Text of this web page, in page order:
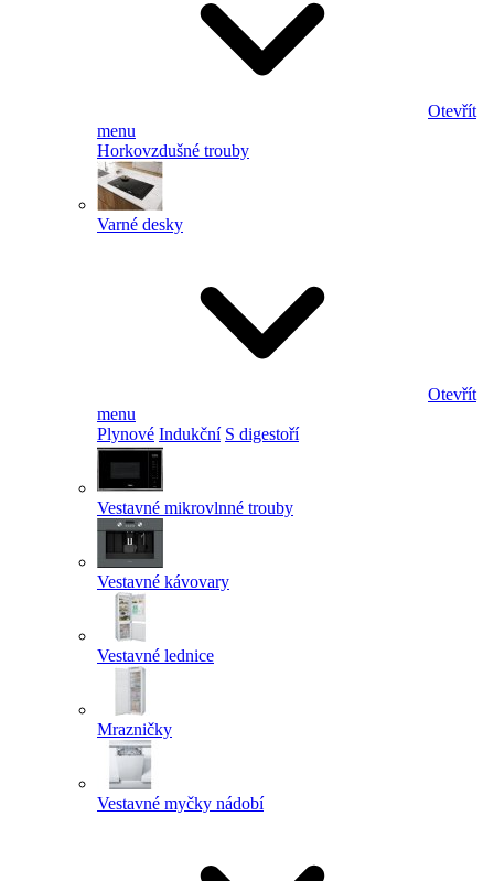
Otevřít
menu
Horkovzdušné trouby
Varné desky
Otevřít
menu
Plynové Indukční S digestoří
Vestavné mikrovlnné trouby
Vestavné kávovary
Vestavné lednice
Mrazničky
Vestavné myčky nádobí